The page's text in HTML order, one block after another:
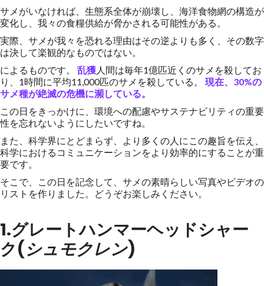
サメがいなければ、生態系全体が崩壊し、海洋食物網の構造が
変化し、我々の食糧供給が脅かされる可能性がある。
実際、サメが我々を恐れる理由はその逆よりも多く、その数字
は決して楽観的なものではない。
によるものです。 乱獲人間は毎年1億匹近くのサメを殺してお
り、1時間に平均11,000匹のサメを殺している。 現在、30%の
サメ種が絶滅の危機に瀕している。
この日をきっかけに、環境への配慮やサステナビリティの重要
性を忘れないようにしたいですね。
また、科学界にとどまらず、より多くの人にこの趣旨を伝え、
科学におけるコミュニケーションをより効率的にすることが重
要です。
そこで、この日を記念して、サメの素晴らしい写真やビデオの
リストを作りました。どうぞお楽しみください。
1.グレートハンマーヘッドシャー
ク(シュモクレン)